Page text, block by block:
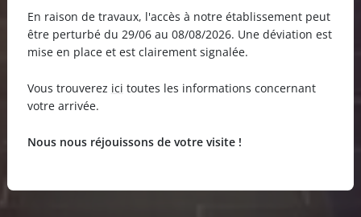
En raison de travaux, l'accès à notre établissement peut
être perturbé du 29/06 au 08/08/2026. Une déviation est
mise en place et est clairement signalée.
Vous trouverez ici toutes les informations concernant
votre arrivée.
Nous nous réjouissons de votre visite !